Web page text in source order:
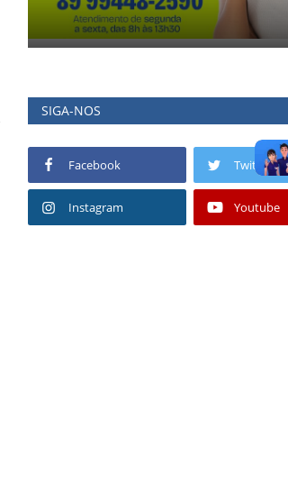
SIGA-NOS
Facebook Twitter
Instagram Youtube